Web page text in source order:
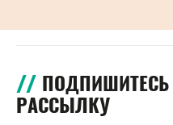
РАССЫЛКУ